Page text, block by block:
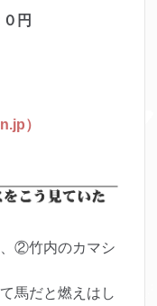
円
）
②竹内のカマシ
馬だと燃えはし